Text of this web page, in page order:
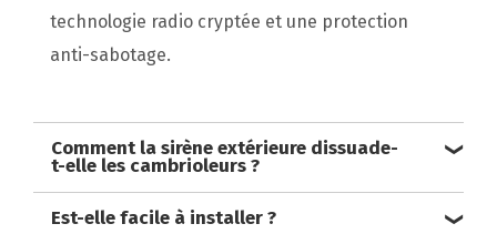
technologie radio cryptée et une protection
anti-sabotage.
Comment la sirène extérieure dissuade-
t-elle les cambrioleurs ?
Est-elle facile à installer ?